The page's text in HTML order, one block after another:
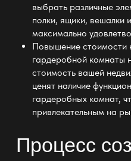
выбрать различные
полки, ящики, вешалки
максимально
Повышение стоимости
гардеробной комнаты
стоимостьвашей
ценят наличие
гардеробных комнат,
привлекательным на
Процесс